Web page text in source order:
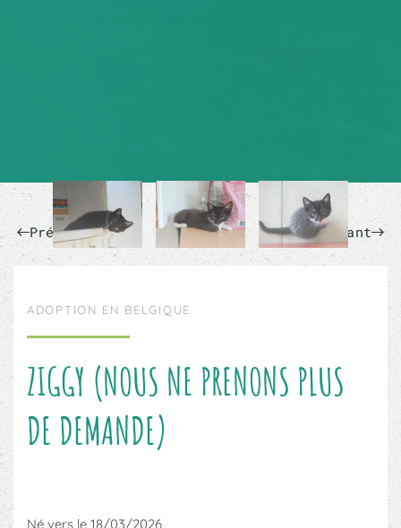
Précédent Suivant
ADOPTION EN BELGIQUE
ZIGGY (NOUS NE PRENONS PLUS
DE DEMANDE)
Né vers le 18/03/2026